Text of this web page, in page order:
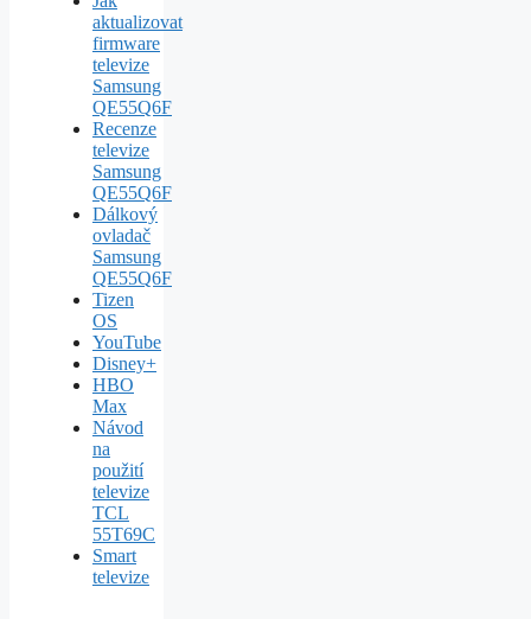
aktualizovat
firmware
televize
Samsung
QE55Q6F
Recenze
televize
Samsung
QE55Q6F
Dálkový
ovladač
Samsung
QE55Q6F
Tizen
OS
YouTube
Disney+
HBO
Max
Návod
na
použití
televize
TCL
55T69C
Smart
televize